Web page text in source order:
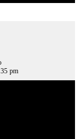
says:
pm